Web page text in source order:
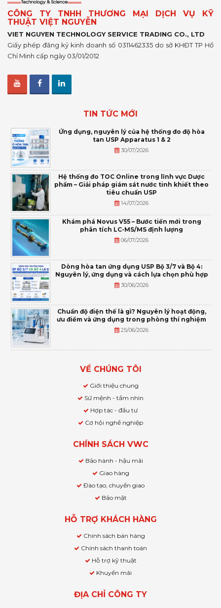
CÔNG TY TNHH THƯƠNG MẠI DỊCH VỤ KỸ
THUẬT VIỆT NGUYỄN
VIET NGUYEN TECHNOLOGY SERVICE TRADING CO., LTD
Giấy phép đăng ký kinh doanh số 0311462335 do sở KHĐT TP Hồ
Chí Minh cấp ngày 03/01/2012
TIN TỨC MỚI
Ứng dụng, nguyên lý của hệ thống đo độ hòa
tan USP Apparatus 1 & 2
30/07/2026
Hệ thống đo TOC Online trong lĩnh vực Dược
phẩm – Giải pháp giám sát nước tinh khiết theo
tiêu chuẩn USP
14/07/2026
Khám phá Novus V55 – Bước tiến mới trong
phân tích LC-MS/MS định lượng
06/07/2026
Dòng hòa tan ứng dụng USP Bộ 3/7 và Bộ 4:
Nguyên lý, ứng dụng và cách lựa chọn phù hợp
30/06/2026
Chuẩn độ điện thế là gì? Nguyên lý hoạt động,
ưu điểm và ứng dụng trong phòng thí nghiệm
25/06/2026
VỀ CHÚNG TÔI
Giới thiệu chung
Sứ mệnh - tầm nhìn
Hợp tác - đầu tư
Cơ hội nghề nghiệp
CHÍNH SÁCH VWC
Bảo hành - hậu mãi
Giao hàng
Đào tạo, chuyển giao
Bảo mật
HỖ TRỢ KHÁCH HÀNG
Chính sách bán hàng
Chính sách thanh toán
Hỗ trợ kỹ thuật
Khuyến mãi
ĐỊA CHỈ CÔNG TY